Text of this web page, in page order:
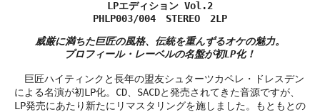
LPエディション Vol.2
PHLP003/004 STEREO 2LP
威厳に満ちた巨匠の風格、伝統を重んずるオケの魅力。
プロフィール・レーベルの名盤が初LP化！
巨匠ハイティンクと長年の盟友シュターツカペレ・ドレスデン
による名演が初LP化。CD、SACDと発売されてきた音源ですが、
LP発売にあたり新たにリマスタリングを施しました。もともとの